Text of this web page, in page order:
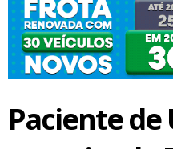
Paciente de